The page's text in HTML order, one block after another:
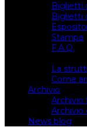
Biglietti
Biglietti
Stampa
F.A.Q.
La
Come
Archivio
Archivio
Archivio
News blog